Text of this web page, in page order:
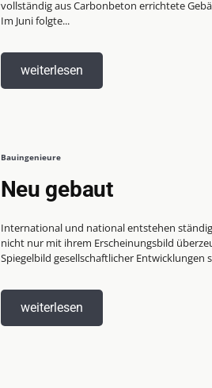
vollständig aus Carbonbeton errichtete
Im Juni folgte...
weiterlesen
Bauingenieure
Neu gebaut
International und national entstehen
nicht nur mit ihrem Erscheinungsbild
Spiegelbild gesellschaftlicher Entwicklungen
weiterlesen